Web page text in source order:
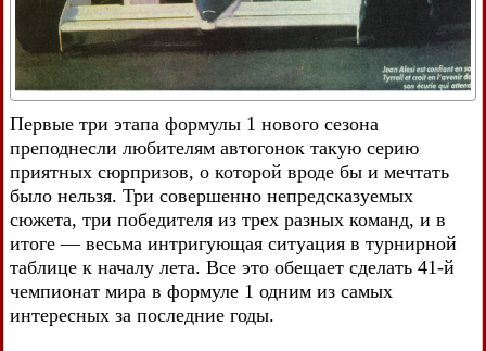
Первые три этапа формулы 1 нового сезона
преподнесли любителям автогонок такую серию
приятных сюрпризов, о которой вроде бы и мечтать
было нельзя. Три совершенно непредсказуемых
сюжета, три победителя из трех разных команд, и в
итоге — весьма интригующая ситуация в турнирной
таблице к началу лета. Все это обещает сделать 41-й
чемпионат мира в формуле 1 одним из самых
интересных за последние годы.